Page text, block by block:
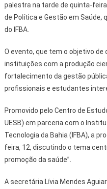
palestra na tarde de quinta-
de Política e Gestão em Saúde,
do IFBA.
O evento, que tem o objetivo
instituições com a produção
fortalecimento da gestão
profissionais e estudantes
Promovido pelo Centro de
UESB) em parceria com o
Tecnologia da Bahia (IFBA), a
feira, 12, discutindo o tema
promoção da saúde”.
A secretária Lívia Mendes